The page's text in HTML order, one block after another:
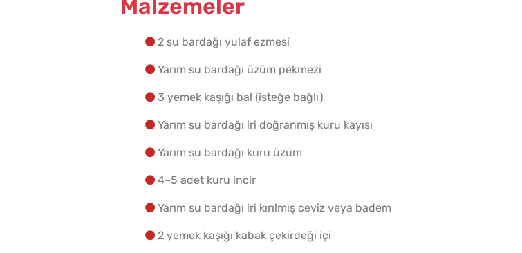
Malzemeler
2 su bardağı yulaf ezmesi
Yarım su bardağı üzüm pekmezi
3 yemek kaşığı bal (isteğe bağlı)
Yarım su bardağı iri doğranmış kuru kayısı
Yarım su bardağı kuru üzüm
4–5 adet kuru incir
Yarım su bardağı iri kırılmış ceviz veya badem
2 yemek kaşığı kabak çekirdeği içi